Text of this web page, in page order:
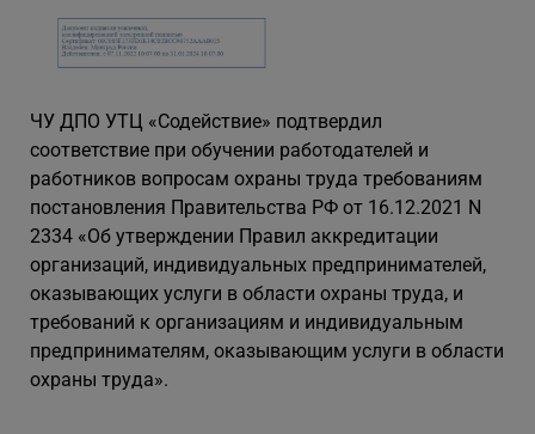
ЧУ ДПО УТЦ «Содействие» подтвердил
соответствие при обучении работодателей и
работников вопросам охраны труда требованиям
постановления Правительства РФ от 16.12.2021 N
2334 «Об утверждении Правил аккредитации
организаций, индивидуальных предпринимателей,
оказывающих услуги в области охраны труда, и
требований к организациям и индивидуальным
предпринимателям, оказывающим услуги в области
охраны труда».